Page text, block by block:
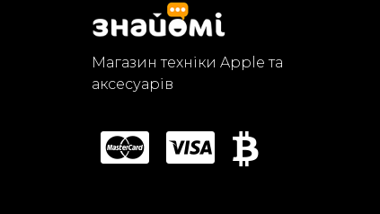
Магазин техніки Apple та
аксесуарів